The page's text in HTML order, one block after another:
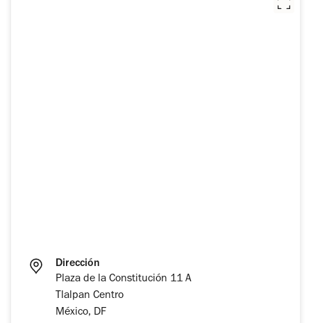
Dirección
Plaza de la Constitución 11 A
Tlalpan Centro
México, DF